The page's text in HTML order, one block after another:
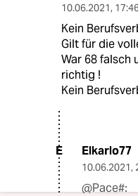
10.06.2021,
Kein
Gilt für die
War 68 falsch
richtig !
Kein
E Elkarlo77
10.06.2021,
@Pace#: